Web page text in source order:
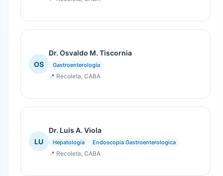
OS
Dr. Osvaldo M. Tiscornia
Gastroenterología
📍 Recoleta, CABA
LU
Dr. Luis A. Viola
Hepatología Endoscopia Gastroenterologica
📍 Recoleta, CABA